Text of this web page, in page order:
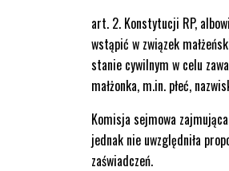
art. 2. Konstytucji RP,
wstąpić w związek
stanie cywilnym w celu
małżonka, m.in. płeć,
Komisja sejmowa
jednak nie uwzględniła
zaświadczeń.